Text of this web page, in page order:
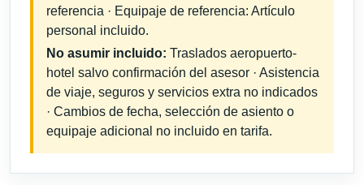
referencia · Equipaje de referencia: Artículo
personal incluido.
No asumir incluido: Traslados aeropuerto-
hotel salvo confirmación del asesor · Asistencia
de viaje, seguros y servicios extra no indicados
· Cambios de fecha, selección de asiento o
equipaje adicional no incluido en tarifa.